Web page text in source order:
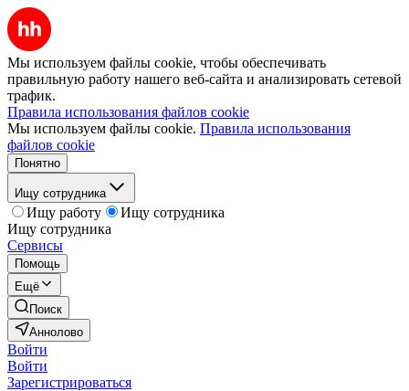
Мы используем файлы cookie, чтобы обеспечивать
правильную работу нашего веб-сайта и анализировать сетевой
трафик.
Правила использования файлов cookie
Мы используем файлы cookie. Правила использования
файлов cookie
Понятно
Ищу сотрудника
Ищу работу
Ищу сотрудника
Ищу сотрудника
Сервисы
Помощь
Ещё
Поиск
Аннолово
Войти
Войти
Зарегистрироваться